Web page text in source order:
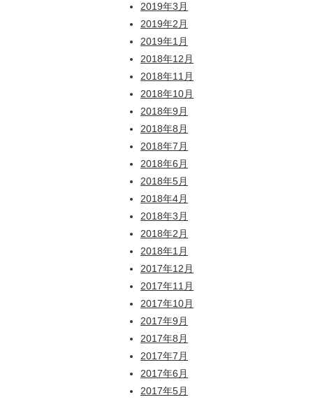
2019年3月
2019年2月
2019年1月
2018年12月
2018年11月
2018年10月
2018年9月
2018年8月
2018年7月
2018年6月
2018年5月
2018年4月
2018年3月
2018年2月
2018年1月
2017年12月
2017年11月
2017年10月
2017年9月
2017年8月
2017年7月
2017年6月
2017年5月